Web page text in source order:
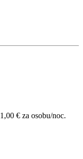
€ za osobu/noc.